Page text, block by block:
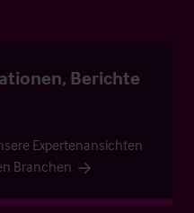
Berichte
Expertenansichten
Branchen